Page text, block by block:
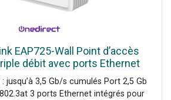
EAP725-Wall Point d’accès
débit avec ports Ethernet
gestion centralisée, idéal pour
de hautes
jusqu’à 3,5 Gb/s cumulés Port 2,5 Gb
3 ports Ethernet intégrés pour